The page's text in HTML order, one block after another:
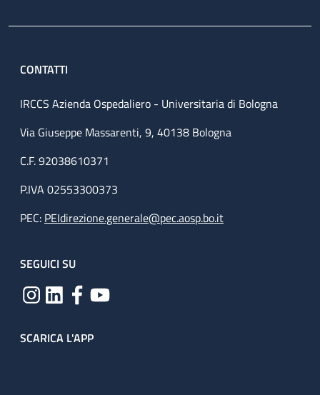
CONTATTI
IRCCS Azienda Ospedaliero - Universitaria di Bologna
Via Giuseppe Massarenti, 9, 40138 Bologna
C.F. 92038610371
P.IVA 02553300373
PEC: PEIdirezione.generale@pec.aosp.bo.it
SEGUICI SU
SCARICA L'APP